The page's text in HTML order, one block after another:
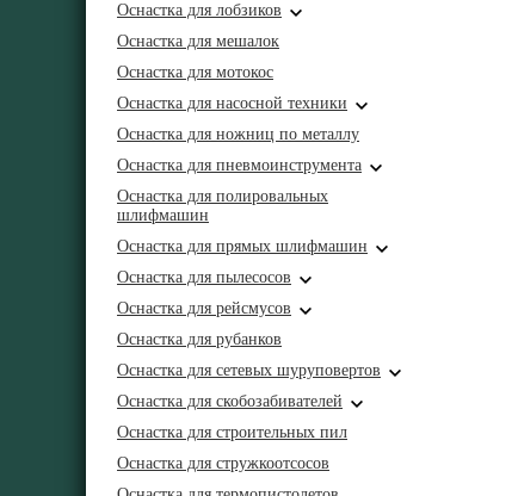
Оснастка для лобзиков
Оснастка для мешалок
Оснастка для мотокос
Оснастка для насосной техники
Оснастка для ножниц по металлу
Оснастка для пневмоинструмента
Оснастка для полировальных
шлифмашин
Оснастка для прямых шлифмашин
Оснастка для пылесосов
Оснастка для рейсмусов
Оснастка для рубанков
Оснастка для сетевых шуруповертов
Оснастка для скобозабивателей
Оснастка для строительных пил
Оснастка для стружкоотсосов